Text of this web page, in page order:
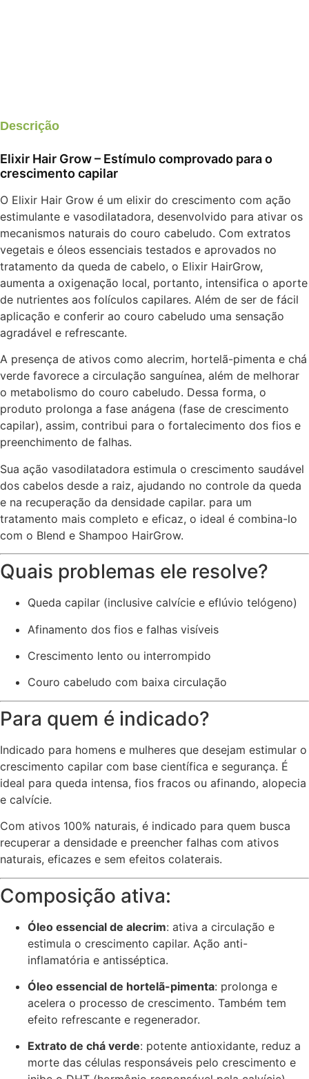
Descrição
Elixir Hair Grow – Estímulo comprovado para o
crescimento capilar
O Elixir Hair Grow é um elixir do crescimento com ação
estimulante e vasodilatadora, desenvolvido para ativar os
mecanismos naturais do couro cabeludo. Com extratos
vegetais e óleos essenciais testados e aprovados no
tratamento da queda de cabelo, o Elixir HairGrow,
aumenta a oxigenação local, portanto, intensifica o aporte
de nutrientes aos folículos capilares. Além de ser de fácil
aplicação e conferir ao couro cabeludo uma sensação
agradável e refrescante.
A presença de ativos como alecrim, hortelã-pimenta e chá
verde favorece a circulação sanguínea, além de melhorar
o metabolismo do couro cabeludo. Dessa forma, o
produto prolonga a fase anágena (fase de crescimento
capilar), assim, contribui para o fortalecimento dos fios e
preenchimento de falhas.
Sua ação vasodilatadora estimula o crescimento saudável
dos cabelos desde a raiz, ajudando no controle da queda
e na recuperação da densidade capilar. para um
tratamento mais completo e eficaz, o ideal é combina-lo
com o Blend e Shampoo HairGrow.
Quais problemas ele resolve?
Queda capilar (inclusive calvície e eflúvio telógeno)
Afinamento dos fios e falhas visíveis
Crescimento lento ou interrompido
Couro cabeludo com baixa circulação
Para quem é indicado?
Indicado para homens e mulheres que desejam estimular o
crescimento capilar com base científica e segurança. É
ideal para queda intensa, fios fracos ou afinando, alopecia
e calvície.
Com ativos 100% naturais, é indicado para quem busca
recuperar a densidade e preencher falhas com ativos
naturais, eficazes e sem efeitos colaterais.
Composição ativa:
Óleo essencial de alecrim: ativa a circulação e
estimula o crescimento capilar. Ação anti-
inflamatória e antisséptica.
Óleo essencial de hortelã-pimenta: prolonga e
acelera o processo de crescimento. Também tem
efeito refrescante e regenerador.
Extrato de chá verde: potente antioxidante, reduz a
morte das células responsáveis pelo crescimento e